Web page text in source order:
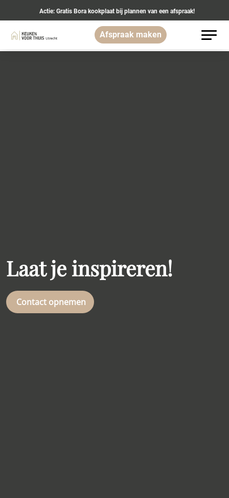
Actie: Gratis Bora kookplaat bij plannen van een afspraak!
Afspraak maken
Laat je inspireren!
Contact opnemen